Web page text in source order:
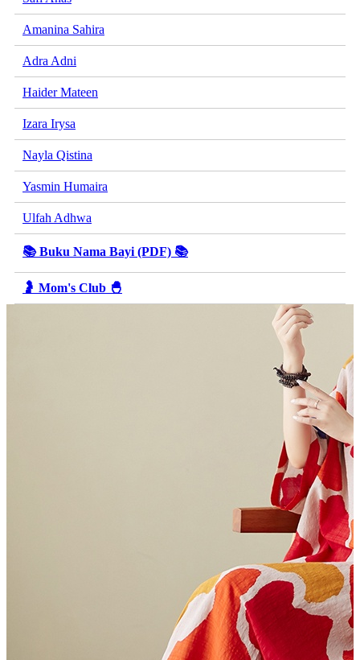
Amanina Sahira
Adra Adni
Haider Mateen
Izara Irysa
Nayla Qistina
Yasmin Humaira
Ulfah Adhwa
📚 Buku Nama Bayi (PDF) 📚
🤰 Mom's Club 🐣